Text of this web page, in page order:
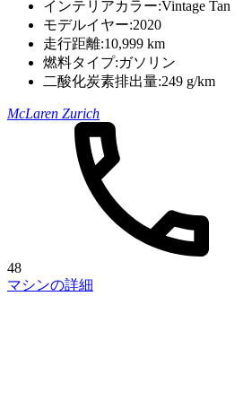
インテリアカラー:Vintage Tan
モデルイヤー:2020
走行距離:10,999 km
燃料タイプ:ガソリン
二酸化炭素排出量:249 g/km
McLaren Zurich
48
マシンの詳細